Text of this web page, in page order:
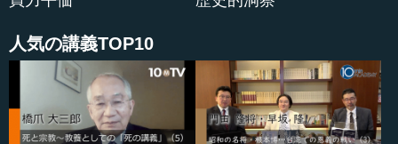
で、あなたの立場からすると、こういうふうにして、ここ
に行かなきゃいけないんですよ。でも、その過程にはいろ
いろと嫌なこともあるでしょう。だから、われわ...
人気の講義TOP10